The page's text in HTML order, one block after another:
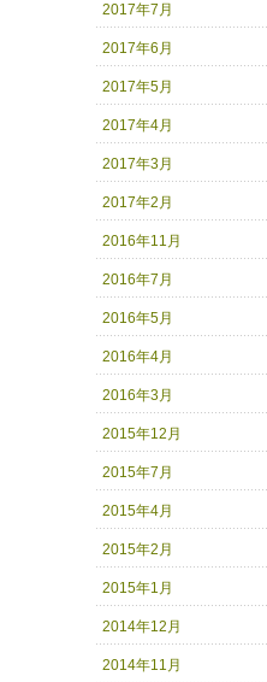
2017年7月
2017年6月
2017年5月
2017年4月
2017年3月
2017年2月
2016年11月
2016年7月
2016年5月
2016年4月
2016年3月
2015年12月
2015年7月
2015年4月
2015年2月
2015年1月
2014年12月
2014年11月